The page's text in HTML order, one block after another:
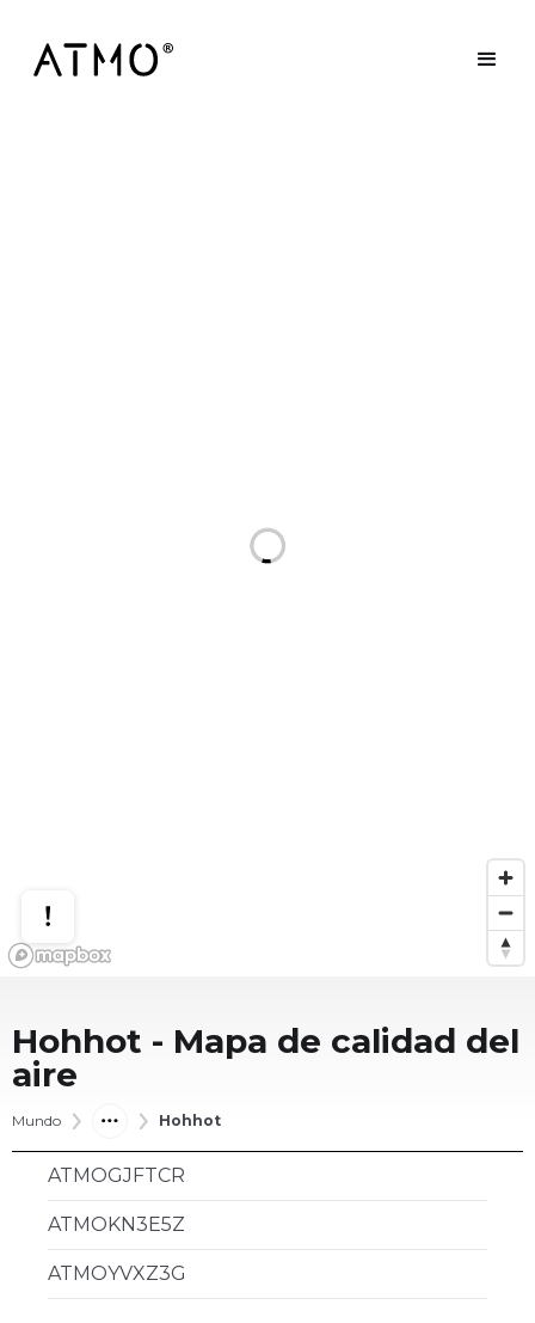
Hohhot - Mapa de calidad del
aire
Mundo Hohhot
ATMOGJFTCR
ATMOKN3E5Z
ATMOYVXZ3G